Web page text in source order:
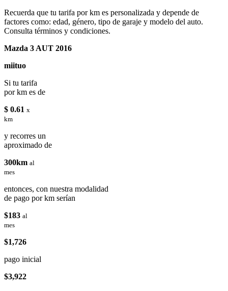
Recuerda que tu tarifa por km es personalizada y depende de
factores como: edad, género, tipo de garaje y modelo del auto.
Consulta términos y condiciones.
Mazda 3 AUT 2016
miituo
Si tu tarifa
por km es de
$ 0.61 x
km
y recorres un
aproximado de
300km al
mes
entonces, con nuestra modalidad
de pago por km serían
$183 al
mes
$1,726
pago inicial
$3,922